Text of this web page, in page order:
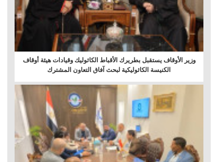
وزير الأوقاف يستقبل بطريرك الأقباط الكاثوليك وقيادات هيئة أوقاف
الكنيسة الكاثوليكية لبحث آفاق التعاون المشترك